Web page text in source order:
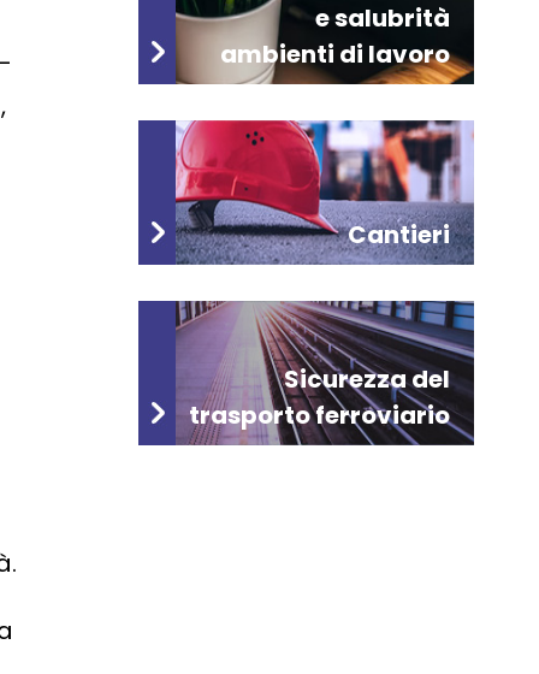
e salubrità
ambienti di lavoro
Cantieri
Sicurezza del
trasporto ferroviario